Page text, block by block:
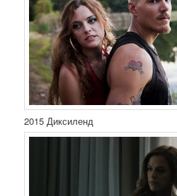
2015 Диксиленд